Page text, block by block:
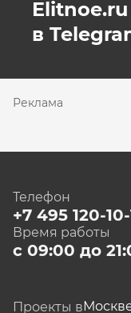
Elitnoe.ru
в
Реклама
Телефон
+7 495 120-10-
Время работы
с 09:00 до
Проекты в